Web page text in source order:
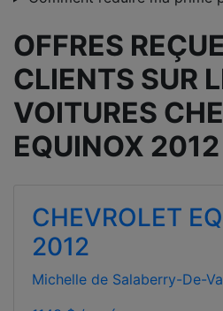
OFFRES
CLIENTS SUR
VOITURES
EQUINOX 2012
CHEVROLET
2012
Michelle de Salaberry-De-